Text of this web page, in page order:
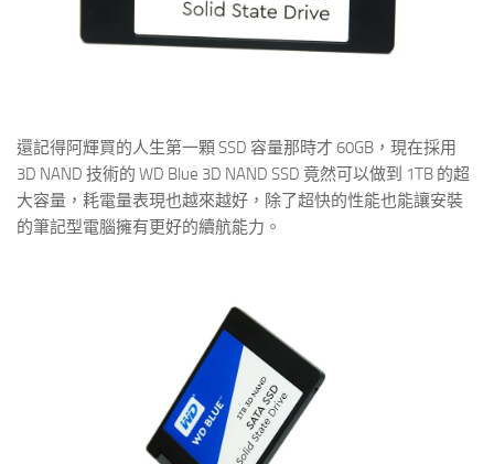
還記得阿輝買的人生第一顆 SSD 容量那時才 60GB，現在採用
3D NAND 技術的 WD Blue 3D NAND SSD 竟然可以做到 1TB 的超
大容量，耗電量表現也越來越好，除了超快的性能也能讓安裝
的筆記型電腦擁有更好的續航能力。